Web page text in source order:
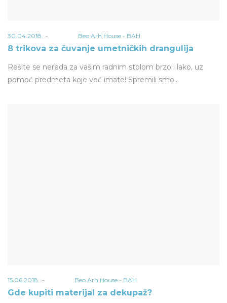
Posted
on
30.04.2018. Beo Arh House - BAH
8 trikova za čuvanje umetničkih drangulija
Rešite se nereda za vašim radnim stolom brzo i lako, uz
pomoć predmeta koje već imate! Spremili smo…
Posted
on
15.06.2018. Beo Arh House - BAH
Gde kupiti materijal za dekupaž?